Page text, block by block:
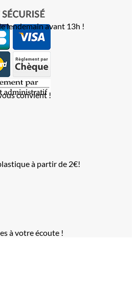
lendemain avant 13h !
convient !
à partir de 2€!
à votre écoute !